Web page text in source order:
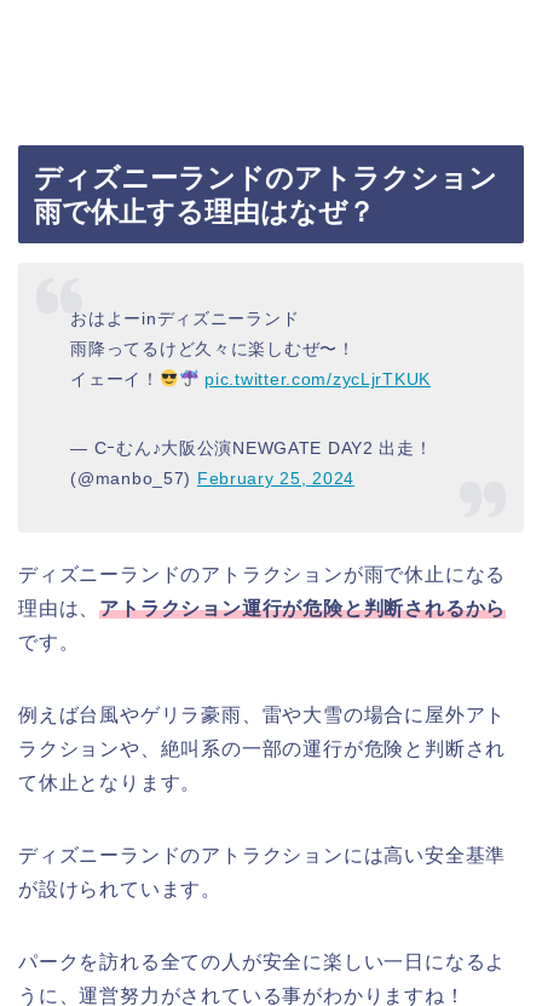
ディズニーランドのアトラクション
雨で休止する理由はなぜ？
おはよーinディズニーランド
雨降ってるけど久々に楽しむぜ〜！
イェーイ！
pic.twitter.com/zycLjrTKUK
— Cｰむん♪大阪公演NEWGATE DAY2 出走！
(@manbo_57) February 25, 2024
ディズニーランドのアトラクションが雨で休止になる
理由は、アトラクション運行が危険と判断されるから
です。
例えば台風やゲリラ豪雨、雷や大雪の場合に屋外アト
ラクションや、絶叫系の一部の運行が危険と判断され
て休止となります。
ディズニーランドのアトラクションには高い安全基準
が設けられています。
パークを訪れる全ての人が安全に楽しい一日になるよ
うに、運営努力がされている事がわかりますね！